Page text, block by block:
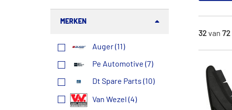
MERKEN
Auger (11)
Pe Automotive (7)
Dt Spare Parts (10)
Van Wezel (4)
32van 72